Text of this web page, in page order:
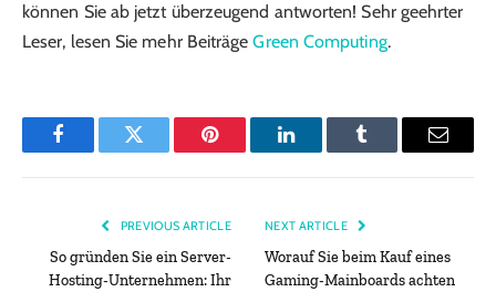
können Sie ab jetzt überzeugend antworten! Sehr geehrter
Leser, lesen Sie mehr BeiträgeGreen Computing.
FacebookTwitter Pinterest LinkedInTumblr Email
PREVIOUS ARTICLE
So gründen Sie ein Server-
Hosting-Unternehmen: Ihr
NEXT ARTICLE
Worauf Sie beim Kauf eines
Gaming-Mainboards achten